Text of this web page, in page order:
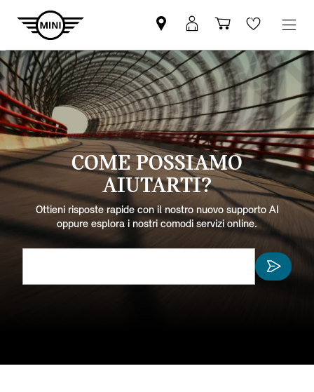
COME POSSIAMO
AIUTARTI?
Ottieni risposte rapide con il nostro nuovo supporto AI
oppure esplora i nostri comodi servizi online.
Come posso aggiornare il pacchetto di navigazione?